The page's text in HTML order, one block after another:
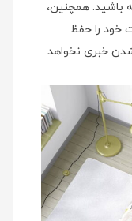
باشید. همچنین،
خود را حفظ
خبری نخواهد